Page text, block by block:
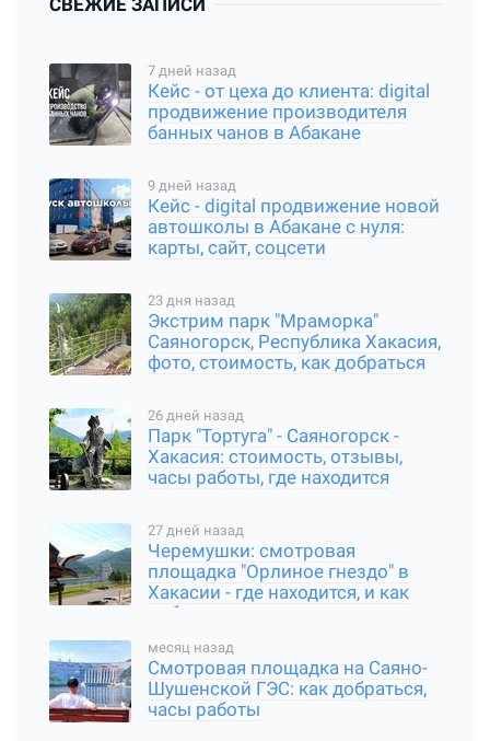
СВЕЖИЕ ЗАПИСИ
7 дней назад
Кейс - от цеха до клиента: digital
продвижение производителя
банных чанов в Абакане
9 дней назад
Кейс - digital продвижение новой
автошколы в Абакане с нуля:
карты, сайт, соцсети
23 дня назад
Экстрим парк "Мраморка"
Саяногорск, Республика Хакасия,
фото, стоимость, как добраться
26 дней назад
Парк "Тортуга" - Саяногорск -
Хакасия: стоимость, отзывы,
часы работы, где находится
27 дней назад
Черемушки: смотровая
площадка "Орлиное гнездо" в
Хакасии - где находится, и как
добраться
месяц назад
Смотровая площадка на Саяно-
Шушенской ГЭС: как добраться,
часы работы